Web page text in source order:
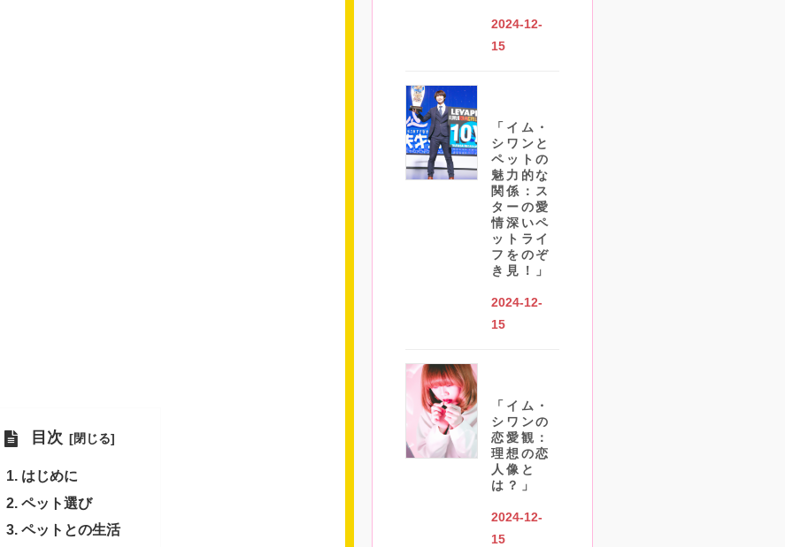
目次
はじめに
ペット選び
ペットとの生活
2024-12-
15
「イム・
シワンと
ペットの
魅力的な
関係：ス
ターの愛
情深いペ
ットライ
フをのぞ
き見！」
2024-12-
15
「イム・
シワンの
恋愛観：
理想の恋
人像と
は？」
2024-12-
15